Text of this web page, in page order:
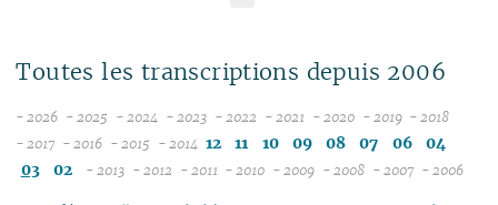
Toutes les transcriptions depuis 2006
- 2026 - 2025 - 2024 - 2023 - 2022
12
- 2021 - 2020
12
11
- 2019
12
- 2018
11
- 2017 - 2016 - 2015 - 2014 12 11 10 09 08 07 06
04
03
02 - 2013 - 2012 - 2011 - 2010 - 2009 - 2008 - 2007 - 2006